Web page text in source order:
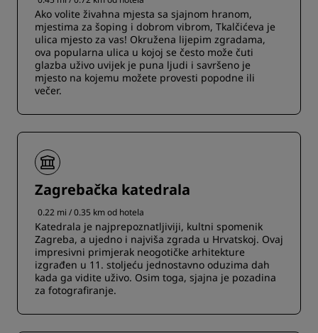
Ako volite živahna mjesta sa sjajnom hranom,
mjestima za šoping i dobrom vibrom, Tkalčićeva je
ulica mjesto za vas! Okružena lijepim zgradama,
ova popularna ulica u kojoj se često može čuti
glazba uživo uvijek je puna ljudi i savršeno je
mjesto na kojemu možete provesti popodne ili
večer.
Zagrebačka katedrala
0.22 mi / 0.35 km od hotela
Katedrala je najprepoznatljiviji, kultni spomenik
Zagreba, a ujedno i najviša zgrada u Hrvatskoj. Ovaj
impresivni primjerak neogotičke arhitekture
izgrađen u 11. stoljeću jednostavno oduzima dah
kada ga vidite uživo. Osim toga, sjajna je pozadina
za fotografiranje.